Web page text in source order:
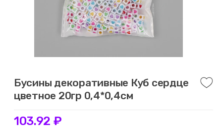
Бусины декоративные Куб сердце
цветное 20гр 0,4*0,4см
103.92 ₽